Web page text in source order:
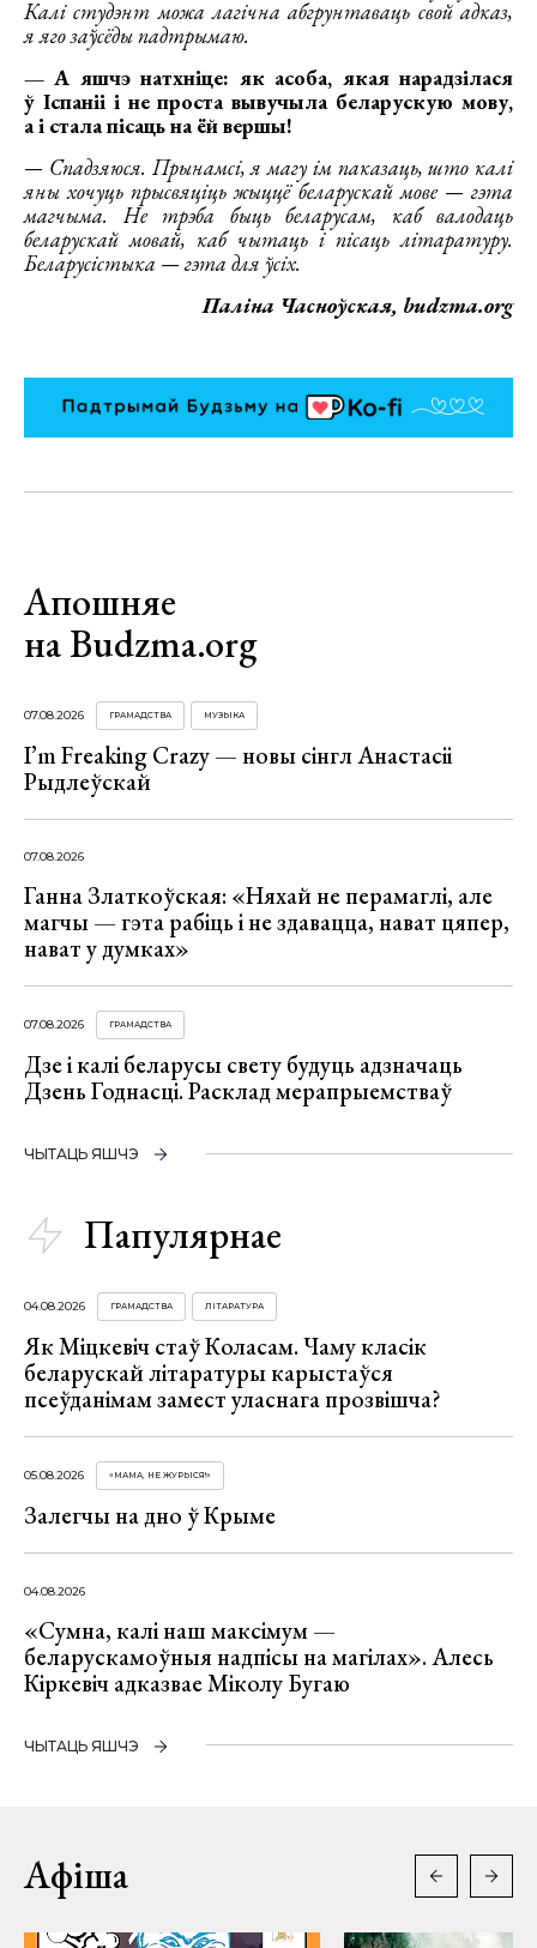
Калі студэнт можа лагічна абгрунтаваць свой адказ,
я яго заўсёды падтрымаю.
— А яшчэ натхніце: як асоба, якая нарадзілася
ў Іспаніі і не проста вывучыла беларускую мову,
а і стала пісаць на ёй вершы!
— Спадзяюся. Прынамсі, я магу ім паказаць, што калі
яны хочуць прысвяціць жыццё беларускай мове — гэта
магчыма. Не трэба быць беларусам, каб валодаць
беларускай мовай, каб чытаць і пісаць літаратуру.
Беларусістыка — гэта для ўсіх.
Паліна Часноўская, budzma.org
Апошняе
на Budzma.org
07.08.2026 ГРАМАДСТВА МУЗЫКА
I’m Freaking Crazy — новы сінгл Анастасіі
Рыдлеўскай
07.08.2026
Ганна Златкоўская: «Няхай не перамаглі, але
магчы — гэта рабіць і не здавацца, нават цяпер,
нават у думках»
07.08.2026 ГРАМАДСТВА
Дзе і калі беларусы свету будуць адзначаць
Дзень Годнасці. Расклад мерапрыемстваў
ЧЫТАЦЬ ЯШЧЭ
Папулярнае
04.08.2026 ГРАМАДСТВА ЛІТАРАТУРА
Як Міцкевіч стаў Коласам. Чаму класік
беларускай літаратуры карыстаўся
псеўданімам замест уласнага прозвішча?
05.08.2026 «МАМА, НЕ ЖУРЫСЯ!»
Залегчы на дно ў Крыме
04.08.2026
«Сумна, калі наш максімум —
беларускамоўныя надпісы на магілах». Алесь
Кіркевіч адказвае Міколу Бугаю
ЧЫТАЦЬ ЯШЧЭ
Афіша